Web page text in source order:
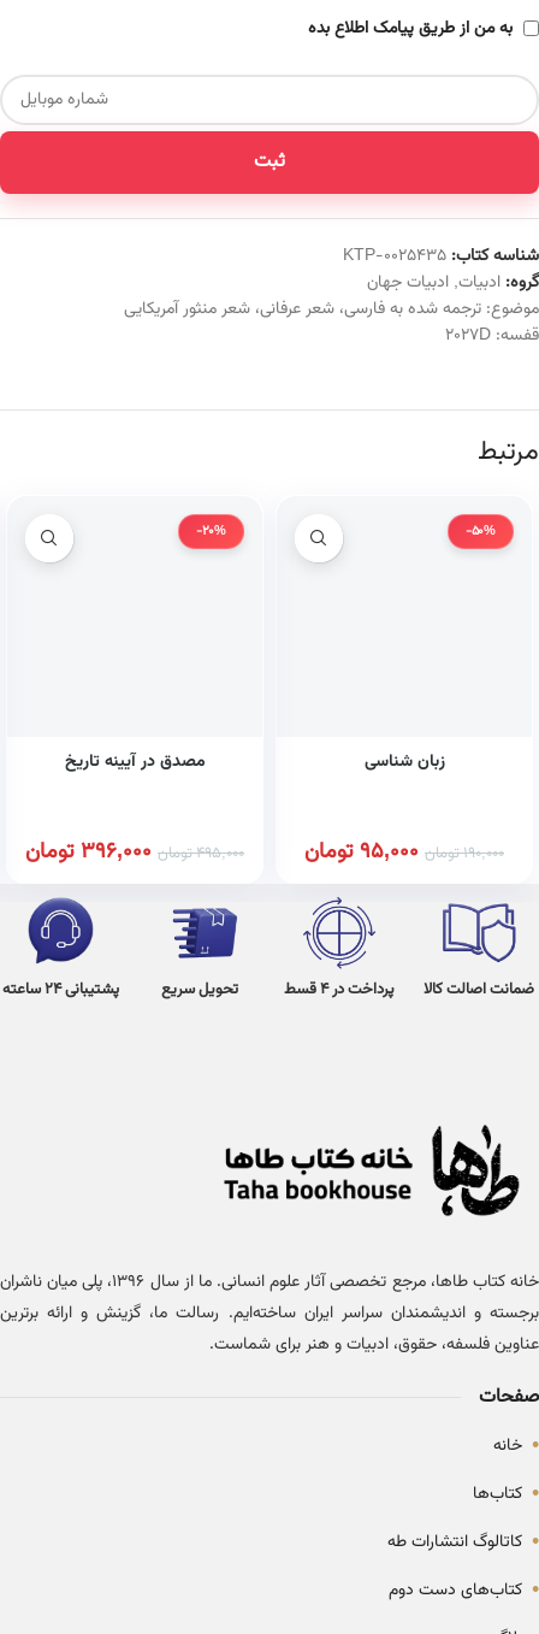
به من از طریق پیامک اطلاع بده
ثبت
شناسه کتاب: KTP-0025435
گروه: ادبیات, ادبیات جهان
موضوع: ترجمه شده به فارسی، شعر عرفانی، شعر منثور آمریکایی
قفسه: 2027D
مرتبط
-50%
زبان شناسی
190,000تومان 95,000تومان
-20%
مصدق در آیینه تاریخ
495,000تومان 396,000تومان
ضمانت اصالت کالا پرداخت در 4 قسط تحویل سریع پشتیبانی 24 ساعته
خانه کتاب طاها، مرجع تخصصی آثار علوم انسانی. ما از سال ۱۳۹۶، پلی میان ناشران
برجسته و اندیشمندان سراسر ایران ساخته‌ایم. رسالت ما، گزینش و ارائه برترین
عناوین فلسفه، حقوق، ادبیات و هنر برای شماست.
صفحات
• خانه
• کتاب‌ها
• کاتالوگ انتشارات طه
• کتاب‌های دست دوم